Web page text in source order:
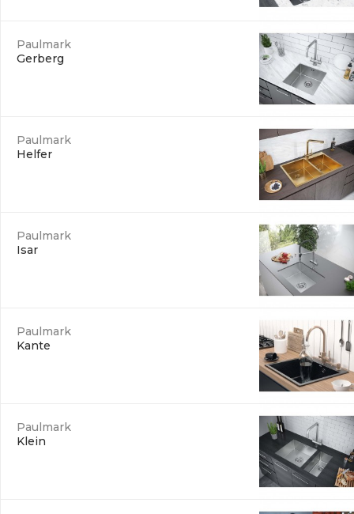
Paulmark
Gerberg
Paulmark
Helfer
Paulmark
Isar
Paulmark
Kante
Paulmark
Klein